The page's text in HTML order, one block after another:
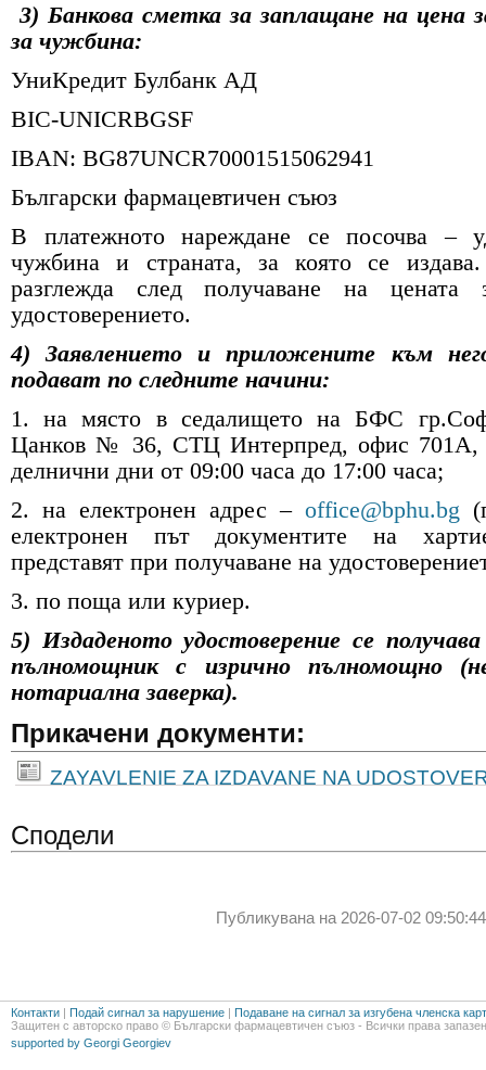
3) Банкова сметка за заплащане на цена
за чужбина:
УниКредит Булбанк АД
BIC-UNICRBGSF
IBAN: BG87UNCR70001515062941
Български фармацевтичен съюз
В платежното нареждане се посочва –
чужбина и страната, за която се издава.
разглежда след получаване на цената
удостоверението.
4) Заявлението и приложените към
подават по следните начини:
1. на място в седалището на БФС
Цанков № 36, СТЦ Интерпред, офис 701А,
делнични дни от 09:00 часа до 17:00 часа;
2. на електронен адрес – office@bphu.bg
електронен път документите на
представят при получаване на
3. по поща или куриер.
5) Издаденото удостоверение се
пълномощник с изрично пълномощно
нотариална заверка).
Прикачени документи:
ZAYAVLENIE ZA IZDAVANE NA
Сподели
Публикувана на 2026-07-02
Контакти | Подай сигнал за нарушение | Подаване на сигнал за изгубена членска
Защитен с авторско право © Български фармацевтичен съюз - Всички права
supported by Georgi Georgiev